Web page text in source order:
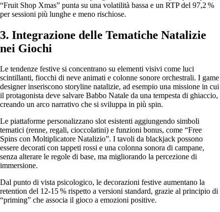
“Fruit Shop Xmas” punta su una volatilità bassa e un RTP del 97,2 %
per sessioni più lunghe e meno rischiose.
3. Integrazione delle Tematiche Natalizie
nei Giochi
Le tendenze festive si concentrano su elementi visivi come luci
scintillanti, fiocchi di neve animati e colonne sonore orchestrali. I game
designer inseriscono storyline natalizie, ad esempio una missione in cui
il protagonista deve salvare Babbo Natale da una tempesta di ghiaccio,
creando un arco narrativo che si sviluppa in più spin.
Le piattaforme personalizzano slot esistenti aggiungendo simboli
tematici (renne, regali, cioccolatini) e funzioni bonus, come “Free
Spins con Moltiplicatore Natalizio”. I tavoli da blackjack possono
essere decorati con tappeti rossi e una colonna sonora di campane,
senza alterare le regole di base, ma migliorando la percezione di
immersione.
Dal punto di vista psicologico, le decorazioni festive aumentano la
retention del 12‑15 % rispetto a versioni standard, grazie al principio di
“priming” che associa il gioco a emozioni positive.